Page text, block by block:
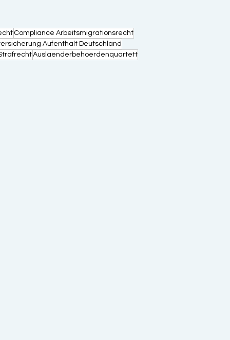
Compliance Arbeitsmigrationsrecht
Aufenthalt Deutschland
Auslaenderbehoerdenquartett